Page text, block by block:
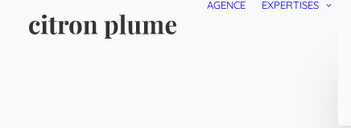
AGENCE EXPERTISES